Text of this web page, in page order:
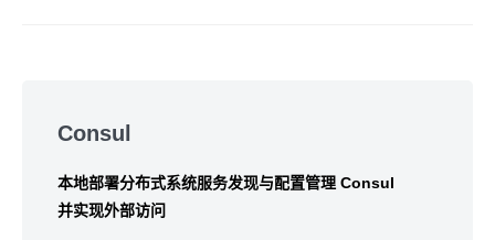
Consul
本地部署分布式系统服务发现与配置管理 Consul
并实现外部访问